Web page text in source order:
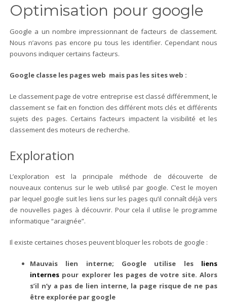
Optimisation pour google
Google a un nombre impressionnant de facteurs de classement.
Nous n’avons pas encore pu tous les identifier. Cependant nous
pouvons indiquer certains facteurs.
Google classe les pages web mais pas les sites web :
Le classement page de votre entreprise est classé différemment, le
classement se fait en fonction des différent mots clés et différents
sujets des pages. Certains facteurs impactent la visibilité et les
classement des moteurs de recherche.
Exploration
L’exploration est la principale méthode de découverte de
nouveaux contenus sur le web utilisé par google. C’est le moyen
par lequel google suit les liens sur les pages qu’il connaît déjà vers
de nouvelles pages à découvrir. Pour cela il utilise le programme
informatique “araignée”.
Il existe certaines choses peuvent bloquer les robots de google :
Mauvais lien interne; Google utilise les liens
internes pour explorer les pages de votre site. Alors
s’il n’y a pas de lien interne, la page risque de ne pas
être explorée par google